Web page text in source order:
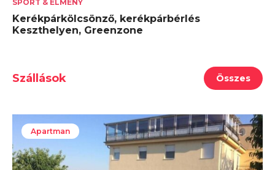
SPORT & ÉLMÉNY
Kerékpárkölcsönző, kerékpárbérlés
Keszthelyen, Greenzone
Szállások Összes
Apartman